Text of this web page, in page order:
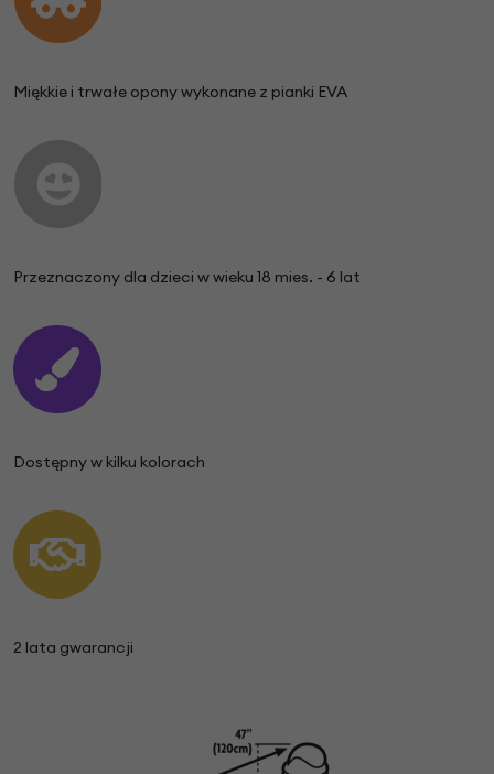
Miękkie i trwałe opony wykonane z pianki EVA
Przeznaczony dla dzieci w wieku 18 mies. - 6 lat
Dostępny w kilku kolorach
2 lata gwarancji